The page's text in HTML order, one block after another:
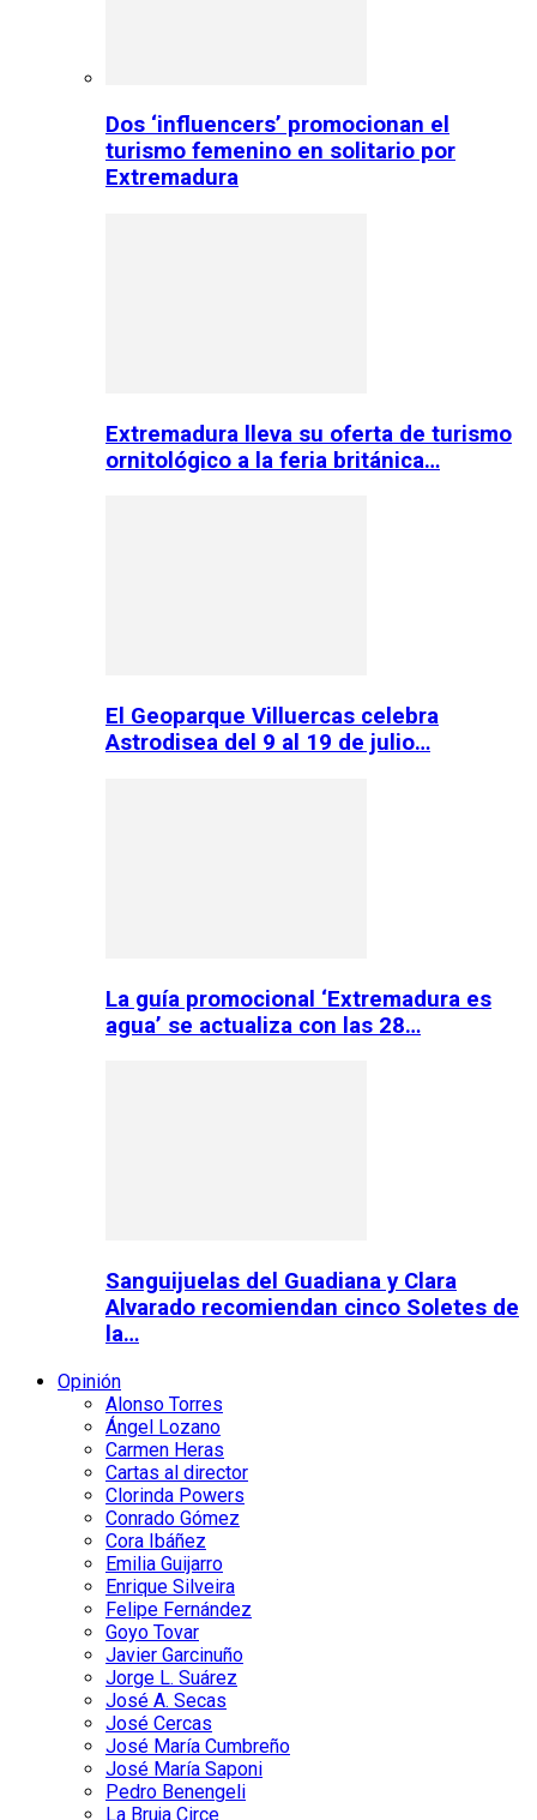
Dos ‘influencers’ promocionan el
turismo femenino en solitario por
Extremadura
Extremadura lleva su oferta de turismo
ornitológico a la feria británica…
El Geoparque Villuercas celebra
Astrodisea del 9 al 19 de julio…
La guía promocional ‘Extremadura es
agua’ se actualiza con las 28…
Sanguijuelas del Guadiana y Clara
Alvarado recomiendan cinco Soletes de
la…
Opinión
Alonso Torres
Ángel Lozano
Carmen Heras
Cartas al director
Clorinda Powers
Conrado Gómez
Cora Ibáñez
Emilia Guijarro
Enrique Silveira
Felipe Fernández
Goyo Tovar
Javier Garcinuño
Jorge L. Suárez
José A. Secas
José Cercas
José María Cumbreño
José María Saponi
Pedro Benengeli
La Bruja Circe